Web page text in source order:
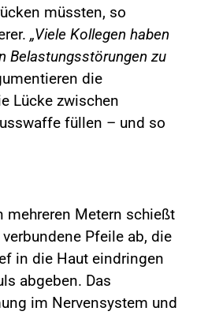
müssten, so
„Viele Kollegen haben
Belastungsstörungen zu
die
Lücke zwischen
füllen – und so
mehreren Metern schießt
Pfeile ab, die
in die Haut eindringen
abgeben. Das
im Nervensystem und